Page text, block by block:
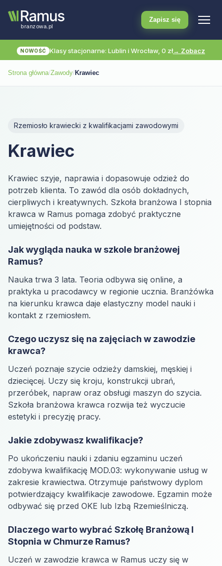
Zapisz się
NOWOŚĆ Klasy stacjonarne: Lublin i Wrocław, 0 zł→ Zobacz
Strona główna/Zawody/ Krawiec
Rzemiosło krawiecki z kwalifikacjami zawodowymi
Krawiec
Krawiec szyje, naprawia i dopasowuje odzież do
potrzeb klienta. To zawód dla osób dokładnych,
cierpliwych i kreatywnych. Szkoła branżowa I stopnia
krawca w Ramus pomaga zdobyć praktyczne
umiejętności od podstaw.
Jak wygląda nauka w szkole branżowej
Ramus?
Nauka trwa 3 lata. Teoria odbywa się online, a
praktyka u pracodawcy w regionie ucznia. Branżówka
na kierunku krawca daje elastyczny model nauki i
kontakt z rzemiosłem.
Czego uczysz się na zajęciach w zawodzie
krawca?
Uczeń poznaje szycie odzieży damskiej, męskiej i
dziecięcej. Uczy się kroju, konstrukcji ubrań,
przeróbek, napraw oraz obsługi maszyn do szycia.
Szkoła branżowa krawca rozwija też wyczucie
estetyki i precyzję pracy.
Jakie zdobywasz kwalifikacje?
Po ukończeniu nauki i zdaniu egzaminu uczeń
zdobywa kwalifikację MOD.03: wykonywanie usług w
zakresie krawiectwa. Otrzymuje państwowy dyplom
potwierdzający kwalifikacje zawodowe. Egzamin może
odbywać się przed OKE lub Izbą Rzemieślniczą.
Dlaczego warto wybrać Szkołę Branżową I
Stopnia w Chmurze Ramus?
Uczeń w zawodzie krawca w Ramus uczy się w